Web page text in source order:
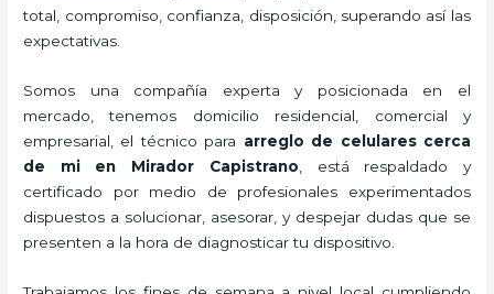
total, compromiso, confianza, disposición, superando así las
expectativas.
Somos una compañía experta y posicionada en el
mercado, tenemos domicilio residencial, comercial y
empresarial, el técnico para arreglo de celulares cerca
de mien Mirador Capistrano , está respaldado y
certificado por medio de profesionales experimentados
dispuestos a solucionar, asesorar, y despejar dudas que se
presenten a la hora de diagnosticar tu dispositivo.